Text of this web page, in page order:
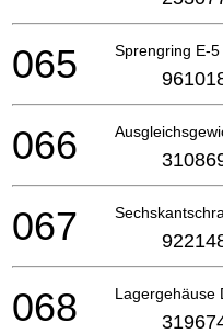
Sprengring E-5
065
066
067
Lagergehäuse
068